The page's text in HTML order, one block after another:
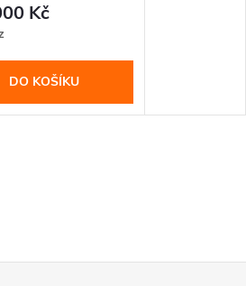
Kč
DO KOŠÍKU